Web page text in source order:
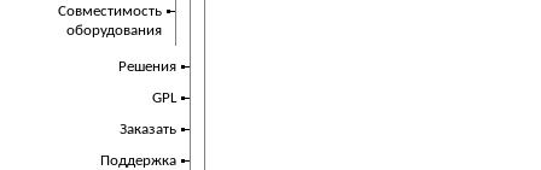
Совместимость
оборудования
Решения
GPL
Заказать
Поддержка